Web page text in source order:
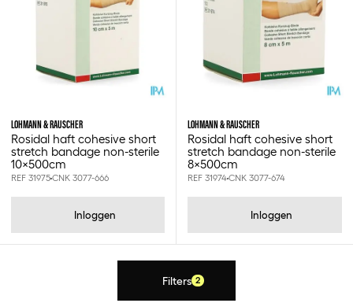
Lohmann & rauscher
10x500cm
LOHMANN & RAUSCHER
Rosidal haft cohesive short
stretch bandage non-sterile
10x500cm
REF 31975CNK 3077-666
Inloggen
LOHMANN & RAUSCHER
Rosidal haft cohesive short
stretch bandage non-sterile
8x500cm
REF 31974CNK 3077-674
Inloggen
Filters 2